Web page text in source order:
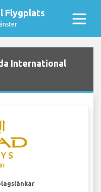
Flygplats
International